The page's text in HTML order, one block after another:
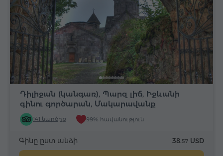
Դիլիջան (կանգառ), Պարզ լիճ, Իջևանի
գինու գործարան, Մակարավանք
141 կարծիք 99% հավանություն
Գինը ըստ անձի 38.57 USD